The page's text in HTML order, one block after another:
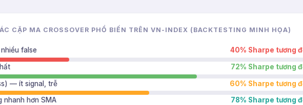
CẶP MA CROSSOVER PHỔ BIẾN TRÊN VN-INDEX (BACKTESTING MINH HỌA)
false 40% Sharpe tương
72% Sharpe tương
— ít signal, trễ 60% Sharpe tương
nhanh hơn SMA 78% Sharpe tương